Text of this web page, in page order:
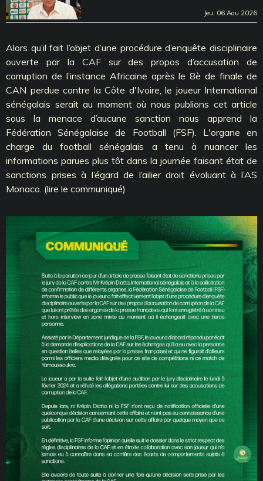
Jeu, 06 Aou 2026
Alors qu’il fait l’objet d’une procédure d’enquête disciplinaire
ouverte par la CAF sur des propos d’accusation de
corruption de l’instance Africaine après le 8è de finale de
CAN perdue contre la Côte d'Ivoire, le joueur International
sénégalais serait au moment où nous publions cet article
sous la menace d’aucune sanction nous apprend la
Fédération Sénégalaise de Football (FSF). L'organe en
charge du football sénégalais a tenu à nuancer les
informations parues plus tôt dans la journée faisant état de
sanctions prises à l’égard de l’ailier droit évoluant à l’AS
Monaco. (lire le communiqué)